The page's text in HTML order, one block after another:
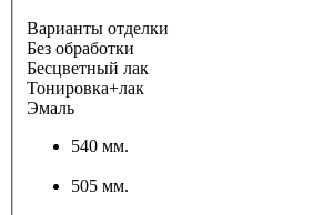
Варианты отделки
Без обработки
Бесцветный лак
Тонировка+лак
Эмаль
540 мм.
505 мм.